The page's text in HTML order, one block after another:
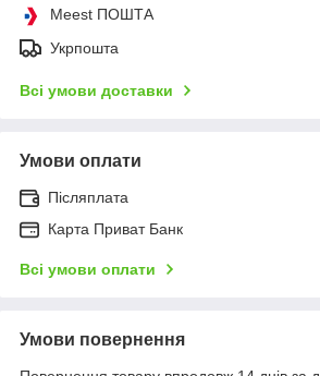
Meest ПОШТА
Укрпошта
Всі умови доставки
Умови оплати
Післяплата
Карта Приват Банк
Всі умови оплати
Умови повернення